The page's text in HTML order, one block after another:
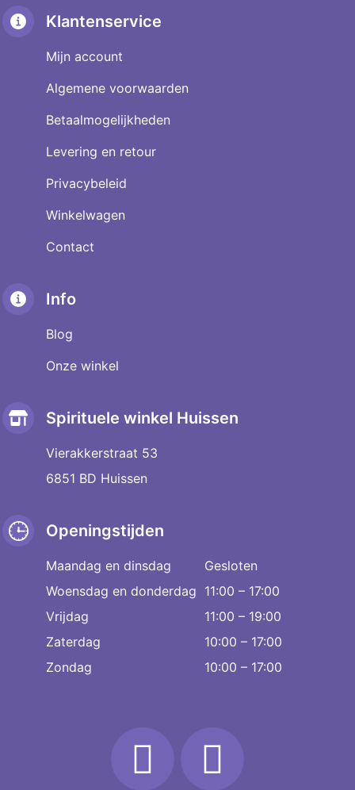
Klantenservice
Mijn account
Algemene voorwaarden
Betaalmogelijkheden
Levering en retour
Privacybeleid
Winkelwagen
Contact
Info
Blog
Onze winkel
Spirituele winkel Huissen
Vierakkerstraat 53
6851 BD Huissen
Openingstijden
Maandag en dinsdag
Gesloten
Woensdag en donderdag 11:00 – 17:00
Vrijdag
11:00 – 19:00
Zaterdag
10:00 – 17:00
Zondag
10:00 – 17:00